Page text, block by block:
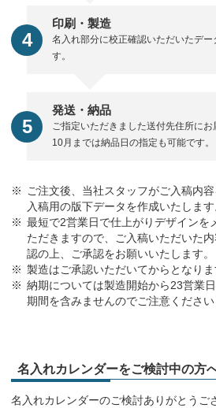
印刷・製造
名入れ部分に校正確認いただいたデー
す。
発送・納品
ご指定いただきました送付先住所にお
10月までは納品日の指定も可能です。
ご注文後、当社スタッフがご入稿内容
入稿用の版下データを作成いたします
最短で2営業日で仕上がりデザインを
ただきますので、ご入稿いただいた
認の上、ご承認をお願いいたします。
製造はご承認いただいてからとなりま
納期については製造開始から23営業
期間を含みませんのでご注意ください
名入れカレンダーをご検討中の方
名入れカレンダーのご検討ありがとうご